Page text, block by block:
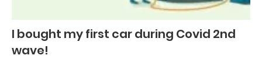
I bought my first car during Covid 2nd
wave!